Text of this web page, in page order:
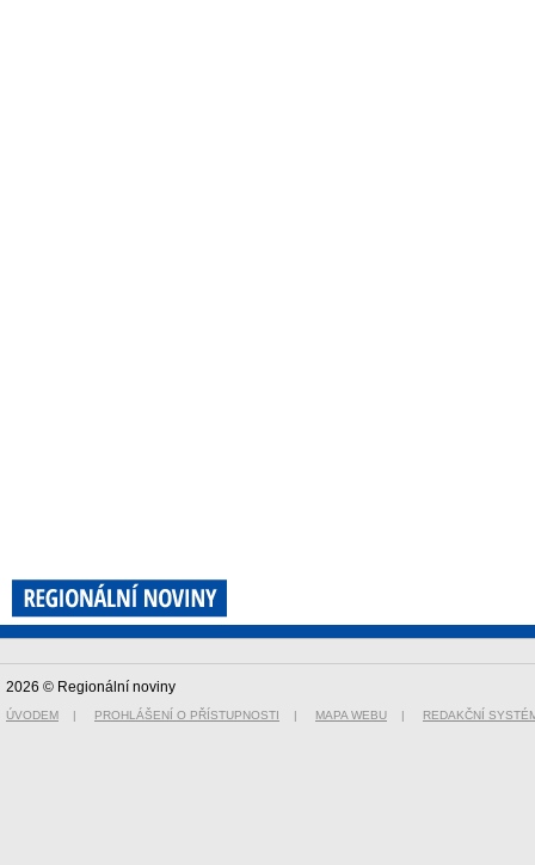
2026 © Regionální noviny
ÚVODEM | PROHLÁŠENÍ O PŘÍSTUPNOSTI | MAPA WEBU | REDAKČNÍ